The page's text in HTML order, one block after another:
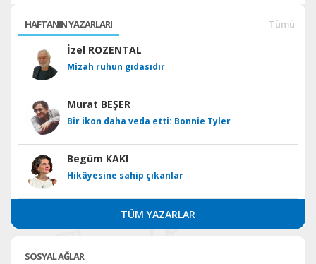
HAFTANIN YAZARLARI Tümü
İzel ROZENTAL
Mizah ruhun gıdasıdır
Murat BEŞER
Bir ikon daha veda etti: Bonnie Tyler
Begüm KAKI
Hikâyesine sahip çıkanlar
TÜM YAZARLAR
SOSYAL AĞLAR